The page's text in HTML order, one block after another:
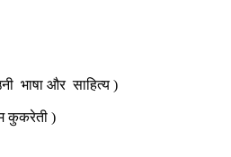
भाषा और साहित्य )
कुकरेती )